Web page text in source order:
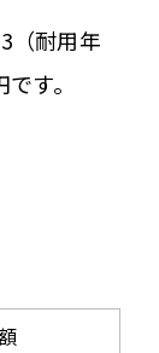
（耐用年
す。